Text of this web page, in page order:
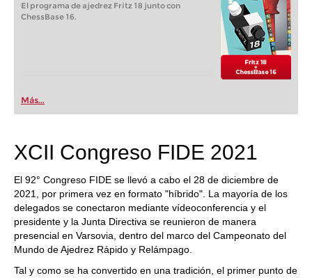
El programa de ajedrez Fritz 18 junto con
ChessBase 16.
Más...
XCII Congreso FIDE 2021
El 92° Congreso FIDE se llevó a cabo el 28 de diciembre de
2021, por primera vez en formato "híbrido". La mayoría de los
delegados se conectaron mediante vídeoconferencia y el
presidente y la Junta Directiva se reunieron de manera
presencial en Varsovia, dentro del marco del Campeonato del
Mundo de Ajedrez Rápido y Relámpago.
Tal y como se ha convertido en una tradición, el primer punto de